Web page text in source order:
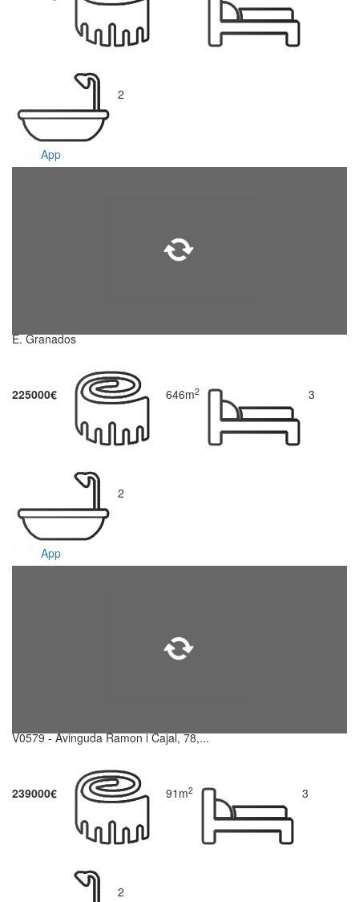
2
App
E. Granados
225000€ 646m2 3
2
App
V0579 - Avinguda Ramon i Cajal, 78,...
239000€ 91m2 3
2